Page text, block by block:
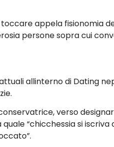
appela fisionomia
persone sopra cui
allinterno di Dating
verso
“chicchessia si